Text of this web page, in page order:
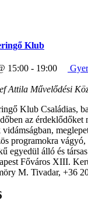
Klub
15:00 - 19:00
Attila Művelődési
Klub Családias,
az érdeklődőket
programokra
egyedül álló és
Főváros XIII.
M. Tivadar, +36